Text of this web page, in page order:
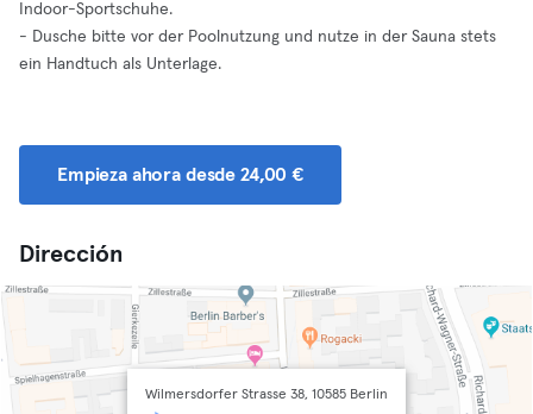
Indoor-Sportschuhe.
- Dusche bitte vor der Poolnutzung und nutze in der Sauna stets
ein Handtuch als Unterlage.
Empieza ahora desde 24,00 €
Dirección
Wilmersdorfer Strasse 38, 10585 Berlin